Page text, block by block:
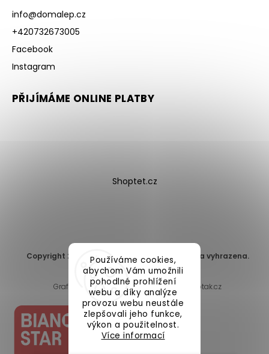
Používáme cookies,
abychom Vám umožnili
pohodlné prohlížení
webu a díky analýze
provozu webu neustále
zlepšovali jeho funkce,
výkon a použitelnost.
Více informací
info@domalep.cz
+420732673005
Facebook
Instagram
PŘIJÍMÁME ONLINE PLATBY
Shoptet.cz
Copyright 2026 DomaLEP s.r.o. . Všechna práva vyhrazena.
Upravit nastavení cookies
Grafický návrh vytvořil a nakódoval
Shoptak.cz